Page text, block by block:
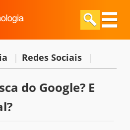
| Redes Sociais |
do Google? E